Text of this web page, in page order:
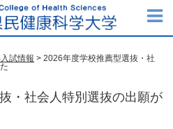
試情報 > 2026年度学校推薦型選抜・社
・社会人特別選抜の出願が